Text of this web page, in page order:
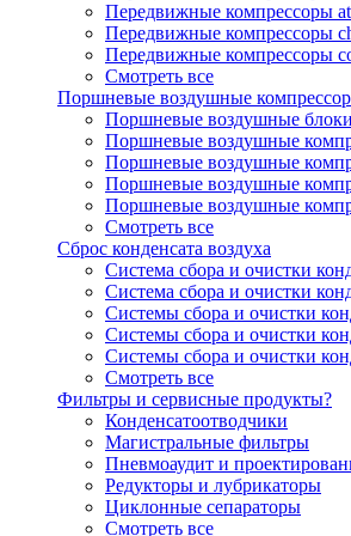
Передвижные компрессоры
Передвижные компрессоры
Передвижные компрессоры
Смотреть все
Поршневые воздушные
Поршневые воздушные
Поршневые воздушные
Поршневые воздушные
Поршневые воздушные
Поршневые воздушные
Смотреть все
Сброс конденсата воздуха
Система сбора и очистки
Система сбора и очистки
Системы сбора и очистки
Системы сбора и очистки
Системы сбора и очистки
Смотреть все
Фильтры и сервисные продукты?
Конденсатоотводчики
Магистральные фильтры
Пневмоаудит и
Редукторы и лубрикаторы
Циклонные сепараторы
Смотреть все